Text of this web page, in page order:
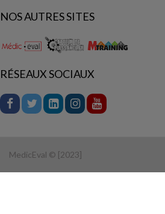
NOS AUTRES SITES
RÉSEAUX SOCIAUX
MedicEval © [2023]